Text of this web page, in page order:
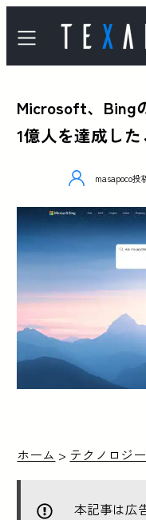
Microsoft、Bing
1億人を達成し
masapoco投
ホーム > テクノロジー
本記事は広